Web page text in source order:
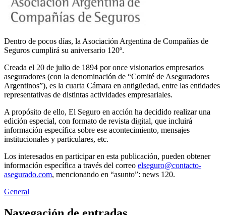
Dentro de pocos días, la Asociación Argentina de Compañías de
Seguros cumplirá su aniversario 120º.
Creada el 20 de julio de 1894 por once visionarios empresarios
aseguradores (con la denominación de “Comité de Aseguradores
Argentinos”), es la cuarta Cámara en antigüedad, entre las entidades
representativas de distintas actividades empresariales.
A propósito de ello, El Seguro en acción ha decidido realizar una
edición especial, con formato de revista digital, que incluirá
información específica sobre ese acontecimiento, mensajes
institucionales y particulares, etc.
Los interesados en participar en esta publicación, pueden obtener
información específica a través del correo elseguro@contacto-
asegurado.com, mencionando en “asunto”: news 120.
General